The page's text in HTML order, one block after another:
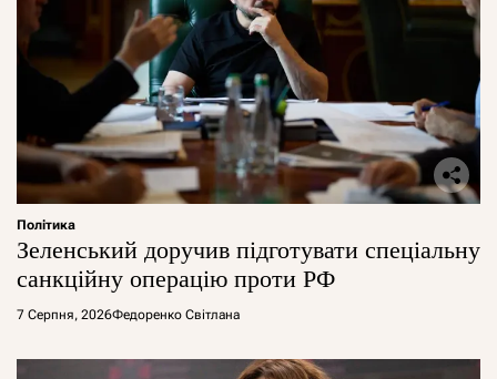
Політика
Зеленський доручив підготувати спеціальну
санкційну операцію проти РФ
7 Серпня, 2026Федоренко Світлана